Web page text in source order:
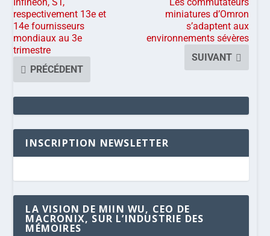
Infineon, ST,
respectivement 13e et
14e fournisseurs
mondiaux au 3e
trimestre
PRÉCÉDENT
Les commutateurs
miniatures d’Omron
s’adaptent aux
environnements sévères
SUIVANT
INSCRIPTION NEWSLETTER
LA VISION DE MIIN WU, CEO DE
MACRONIX, SUR L’INDUSTRIE DES
MÉMOIRES